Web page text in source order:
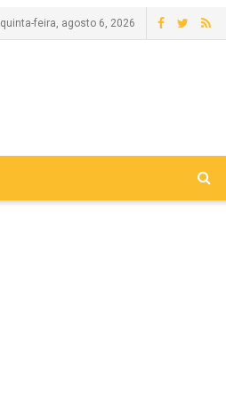
quinta-feira, agosto 6, 2026